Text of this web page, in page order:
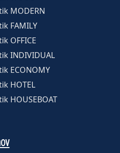
MODERN
FAMILY
OFFICE
INDIVIDUAL
ECONOMY
HOTEL
HOUSEBOAT